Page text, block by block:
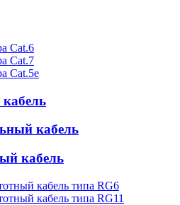
Cat.6
Cat.7
Cat.5e
кабель
кабель
кабель типа RG6
кабель типа RG11